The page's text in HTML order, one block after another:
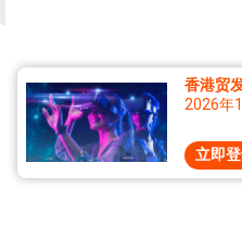
香港贸
2026年
立即